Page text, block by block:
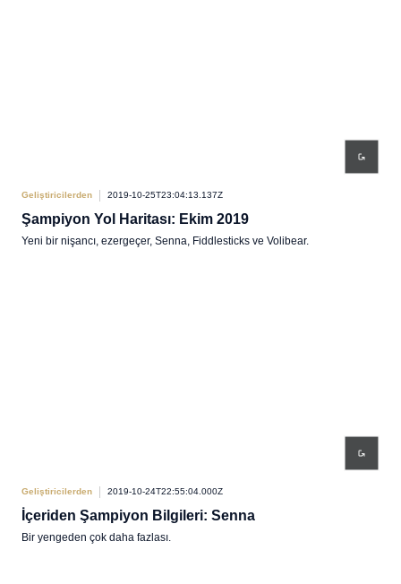
Geliştiricilerden 2019-10-25T23:04:13.137Z
Şampiyon Yol Haritası: Ekim 2019
Yeni bir nişancı, ezergeçer, Senna, Fiddlesticks ve Volibear.
Geliştiricilerden 2019-10-24T22:55:04.000Z
İçeriden Şampiyon Bilgileri: Senna
Bir yengeden çok daha fazlası.